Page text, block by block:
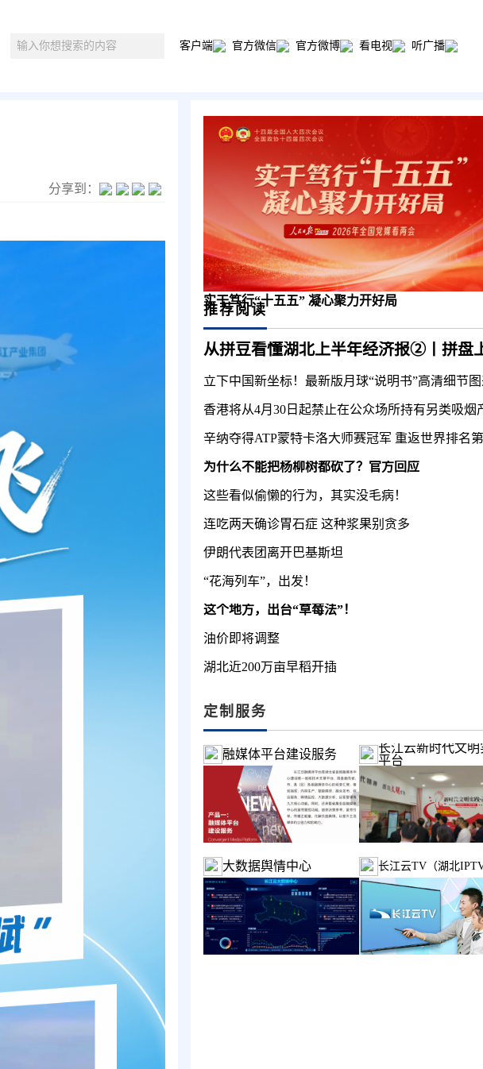
客户端 官方微信 官方微博 看电视 听广播
分享到：
实干笃行“十五五” 凝心聚力开好局
推荐阅读
立下中国新坐标！最新版月球“说明书”高清细节
香港将从4月30日起禁止在公众场所持有另类吸烟
辛纳夺得ATP蒙特卡洛大师赛冠军 重返世界排名
为什么不能把杨柳树都砍了？官方回应
这些看似偷懒的行为，其实没毛病！
连吃两天确诊胃石症 这种浆果别贪多
伊朗代表团离开巴基斯坦
“花海列车”，出发！
这个地方，出台“草莓法”！
油价即将调整
湖北近200万亩早稻开插
定制服务
融媒体平台建设服务
长江云新时代文明
平台
大数据舆情中心 长江云TV（湖北